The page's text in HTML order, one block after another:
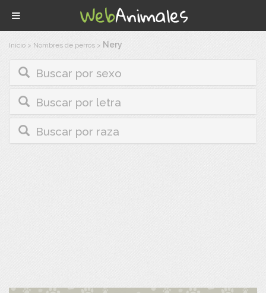
Inicio > Nombres de perros > Nery
Buscar por sexo
Buscar por letra
Buscar por raza